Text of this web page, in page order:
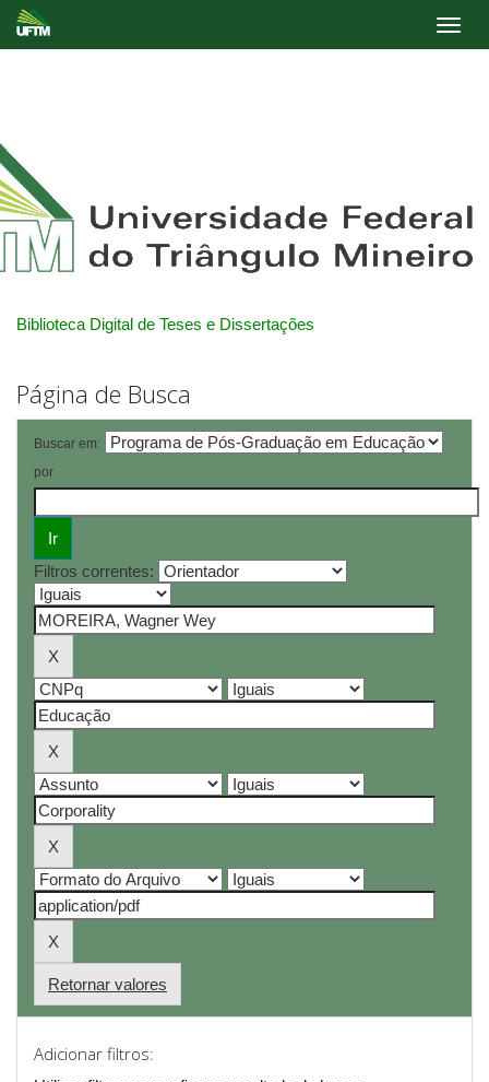
Biblioteca Digital de Teses e Dissertações
Página de Busca
Buscar em:
por
Filtros correntes:
Retornar valores
Adicionar filtros: